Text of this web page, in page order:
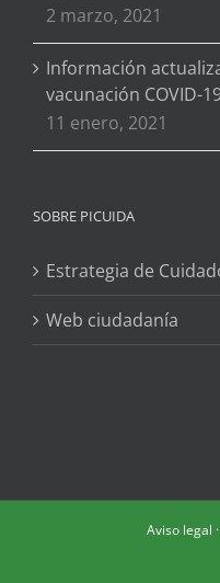
2 marzo, 2021
Información
vacunación COVID-
11 enero, 2021
SOBRE PICUIDA
Estrategia de
Web ciudadanía
Aviso legal ·